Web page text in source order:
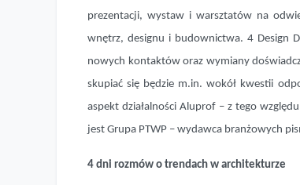
prezentacji, wystaw i warsztatów na
wnętrz, designu i budownictwa. 4 Design
nowych kontaktów oraz wymiany
skupiać się będzie m.in. wokół kwestii
aspekt działalności Aluprof – z tego
jest Grupa PTWP – wydawca branżowych
4 dni rozmów o trendach w architekturze